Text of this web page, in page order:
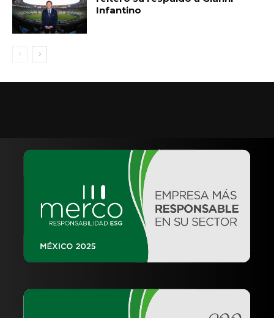
Infantino